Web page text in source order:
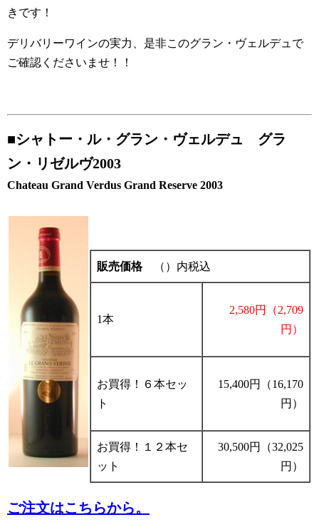
きです！
デリバリーワインの実力、是非このグラン・ヴェルデュで
ご確認くださいませ！！
■シャトー・ル・グラン・ヴェルデュ グラ
ン・リゼルヴ2003
Chateau Grand Verdus Grand Reserve 2003
販売価格 （）内税込
1本
2,580円（2,709
円）
お買得！６本セッ
ト
15,400円（16,170
円）
お買得！１２本セ
ット
30,500円（32,025
円）
ご注文はこちらから。